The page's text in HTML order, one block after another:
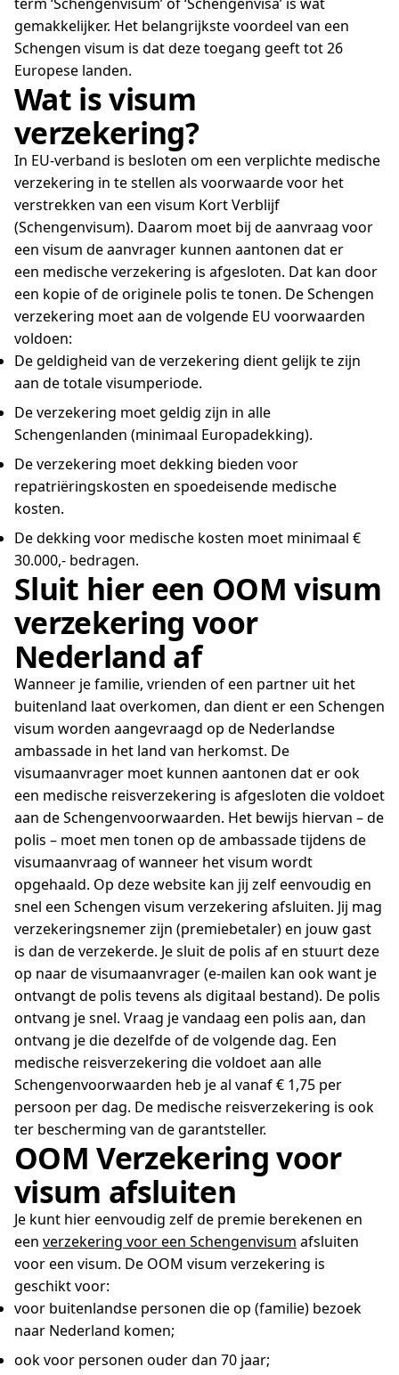
gemakkelijker. Het belangrijkste voordeel van een
Schengen visum is dat deze toegang geeft tot 26
Europese landen.
Wat is visum
verzekering?
In EU-verband is besloten om een verplichte medische
verzekering in te stellen als voorwaarde voor het
verstrekken van een visum Kort Verblijf
(Schengenvisum). Daarom moet bij de aanvraag voor
een visum de aanvrager kunnen aantonen dat er
een medische verzekering is afgesloten. Dat kan door
een kopie of de originele polis te tonen. De Schengen
verzekering moet aan de volgende EU voorwaarden
voldoen:
De geldigheid van de verzekering dient gelijk te zijn
aan de totale visumperiode.
De verzekering moet geldig zijn in alle
Schengenlanden (minimaal Europadekking).
De verzekering moet dekking bieden voor
repatriëringskosten en spoedeisende medische
kosten.
De dekking voor medische kosten moet minimaal €
30.000,- bedragen.
Sluit hier een OOM visum
verzekering voor
Nederland af
Wanneer je familie, vrienden of een partner uit het
buitenland laat overkomen, dan dient er een Schengen
visum worden aangevraagd op de Nederlandse
ambassade in het land van herkomst. De
visumaanvrager moet kunnen aantonen dat er ook
een medische reisverzekering is afgesloten die voldoet
aan de Schengenvoorwaarden. Het bewijs hiervan – de
polis – moet men tonen op de ambassade tijdens de
visumaanvraag of wanneer het visum wordt
opgehaald. Op deze website kan jij zelf eenvoudig en
snel een Schengen visum verzekering afsluiten. Jij mag
verzekeringsnemer zijn (premiebetaler) en jouw gast
is dan de verzekerde. Je sluit de polis af en stuurt deze
op naar de visumaanvrager (e-mailen kan ook want je
ontvangt de polis tevens als digitaal bestand). De polis
ontvang je snel. Vraag je vandaag een polis aan, dan
ontvang je die dezelfde of de volgende dag. Een
medische reisverzekering die voldoet aan alle
Schengenvoorwaarden heb je al vanaf € 1,75 per
persoon per dag. De medische reisverzekering is ook
ter bescherming van de garantsteller.
OOM Verzekering voor
visum afsluiten
Je kunt hier eenvoudig zelf de premie berekenen en
een verzekering voor een Schengenvisum afsluiten
voor een visum. De OOM visum verzekering is
geschikt voor:
voor buitenlandse personen die op (familie) bezoek
naar Nederland komen;
ook voor personen ouder dan 70 jaar;